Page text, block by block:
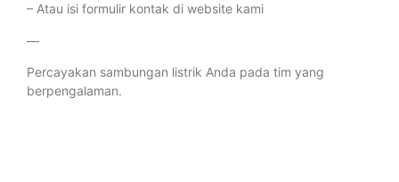
– Atau isi formulir kontak di website kami
—
Percayakan sambungan listrik Anda pada tim yang
berpengalaman.